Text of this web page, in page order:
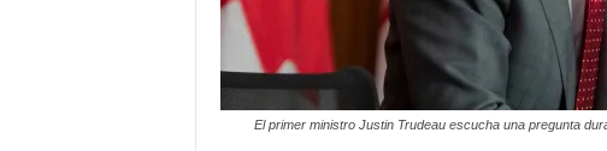
El primer ministro Justin Trudeau escucha una pregunta